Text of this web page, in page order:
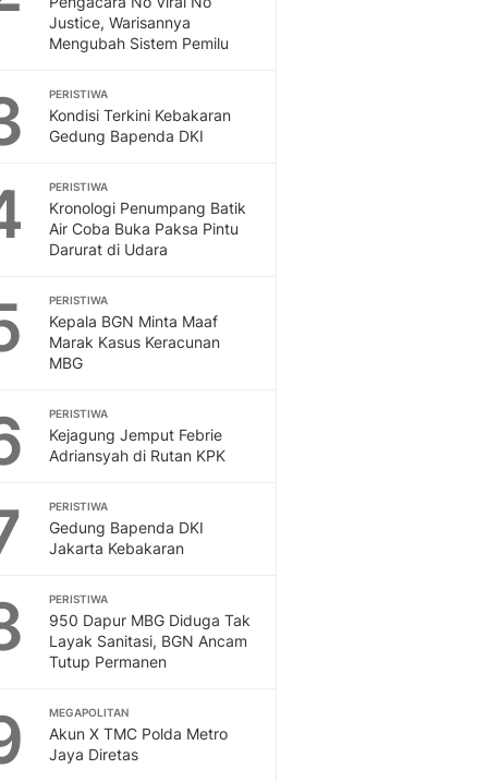
Justice, Warisannya
Mengubah Sistem Pemilu
PERISTIWA
Kondisi Terkini Kebakaran
Gedung Bapenda DKI
PERISTIWA
Kronologi Penumpang Batik
Air Coba Buka Paksa Pintu
Darurat di Udara
PERISTIWA
Kepala BGN Minta Maaf
Marak Kasus Keracunan
MBG
PERISTIWA
Kejagung Jemput Febrie
Adriansyah di Rutan KPK
PERISTIWA
Gedung Bapenda DKI
Jakarta Kebakaran
PERISTIWA
950 Dapur MBG Diduga Tak
Layak Sanitasi, BGN Ancam
Tutup Permanen
MEGAPOLITAN
Akun X TMC Polda Metro
Jaya Diretas